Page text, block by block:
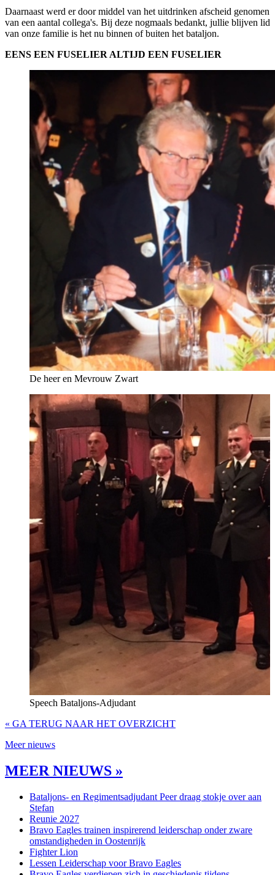
Daarnaast werd er door middel van het uitdrinken afscheid genomen
van een aantal collega's. Bij deze nogmaals bedankt, jullie blijven lid
van onze familie is het nu binnen of buiten het bataljon.
EENS EEN FUSELIER ALTIJD EEN FUSELIER
De heer en Mevrouw Zwart
Speech Bataljons-Adjudant
« GA TERUG NAAR HET OVERZICHT
Meer nieuws
MEER NIEUWS »
Bataljons- en Regimentsadjudant Peer draag stokje over aan
Stefan
Reunie 2027
Bravo Eagles trainen inspirerend leiderschap onder zware
omstandigheden in Oostenrijk
Fighter Lion
Lessen Leiderschap voor Bravo Eagles